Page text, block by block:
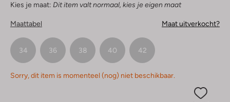
Kies je maat: Dit item valt normaal, kies je eigen maat
Maattabel Maat uitverkocht?
34 36 38 40 42
Sorry, dit item is momenteel (nog) niet beschikbaar.